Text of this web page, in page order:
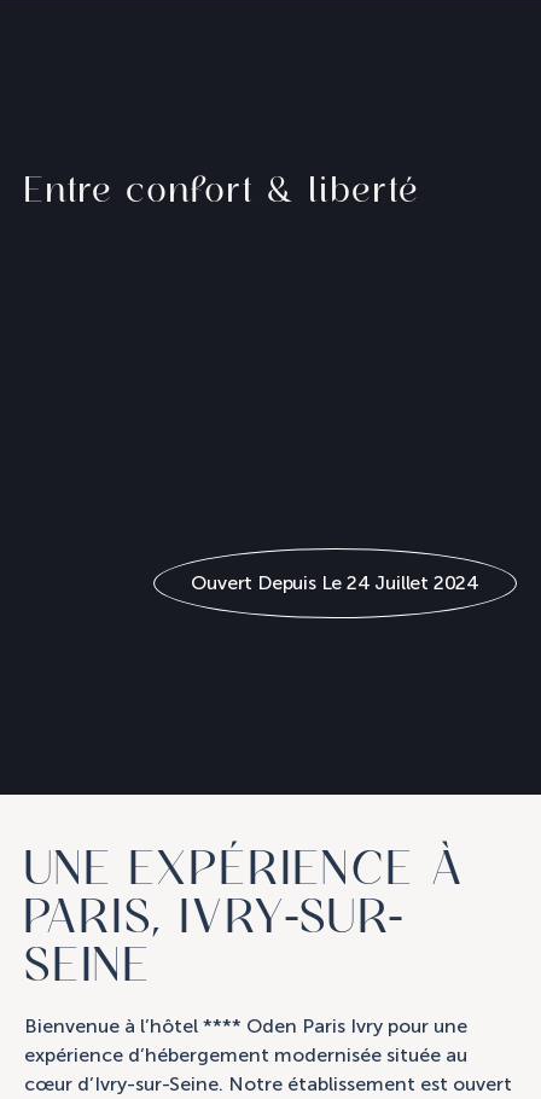
Entre confort & liberté
Ouvert Depuis Le 24 Juillet 2024
UNE EXPÉRIENCE À
PARIS, IVRY-SUR-
SEINE
Bienvenue à l’hôtel **** Oden Paris Ivry pour une
expérience d’hébergement modernisée située au
cœur d’Ivry-sur-Seine. Notre établissement est ouvert